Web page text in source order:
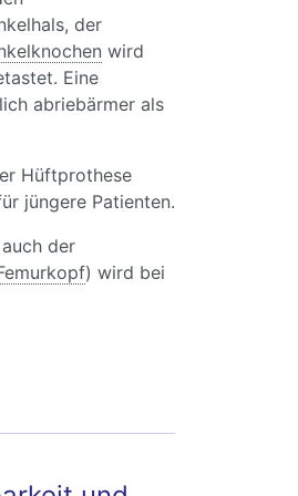
der
wird
Eine
abriebärmer als
Hüftprothese
jüngere Patienten.
der
) wird bei